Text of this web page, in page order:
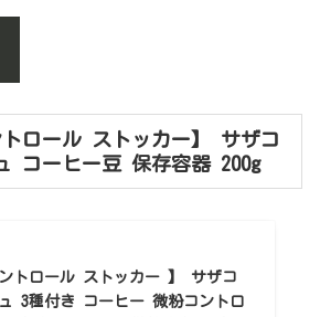
トロール ストッカー】 サザコ
コーヒー豆 保存容器 200g
トロール ストッカー 】 サザコ
3種付き コーヒー 微粉コントロ